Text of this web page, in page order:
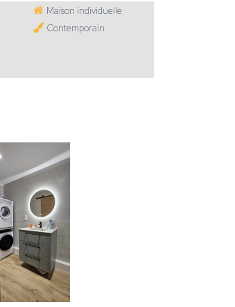
Maison individuelle
Contemporain